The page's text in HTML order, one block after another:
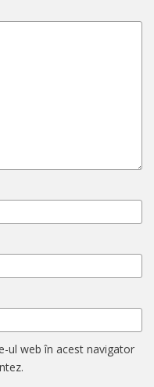
ul web în acest navigator